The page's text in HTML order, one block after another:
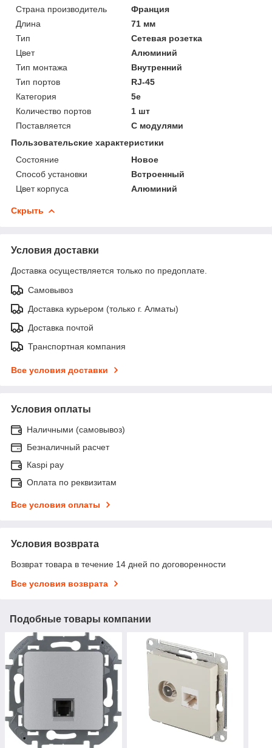
Страна производитель
Франция
Длина
71 мм
Тип
Сетевая розетка
Цвет
Алюминий
Тип монтажа
Внутренний
Тип портов
RJ-45
Категория
5e
Количество портов
1 шт
Поставляется
С модулями
Пользовательские характеристики
Состояние
Новое
Способ установки
Встроенный
Цвет корпуса
Алюминий
Скрыть
Условия доставки
Доставка осуществляется только по предоплате.
Самовывоз
Доставка курьером (только г. Алматы)
Доставка почтой
Транспортная компания
Все условия доставки
Условия оплаты
Наличными (самовывоз)
Безналичный расчет
Каspi pay
Оплата по реквизитам
Все условия оплаты
Условия возврата
Возврат товара в течение 14 дней по договоренности
Все условия возврата
Подобные товары компании